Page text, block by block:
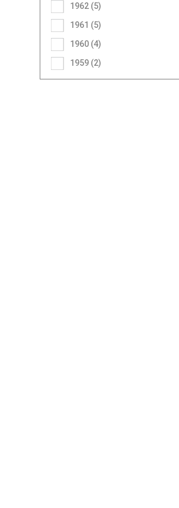
1959 (2)
1960 (4)
1961 (5)
1962 (5)